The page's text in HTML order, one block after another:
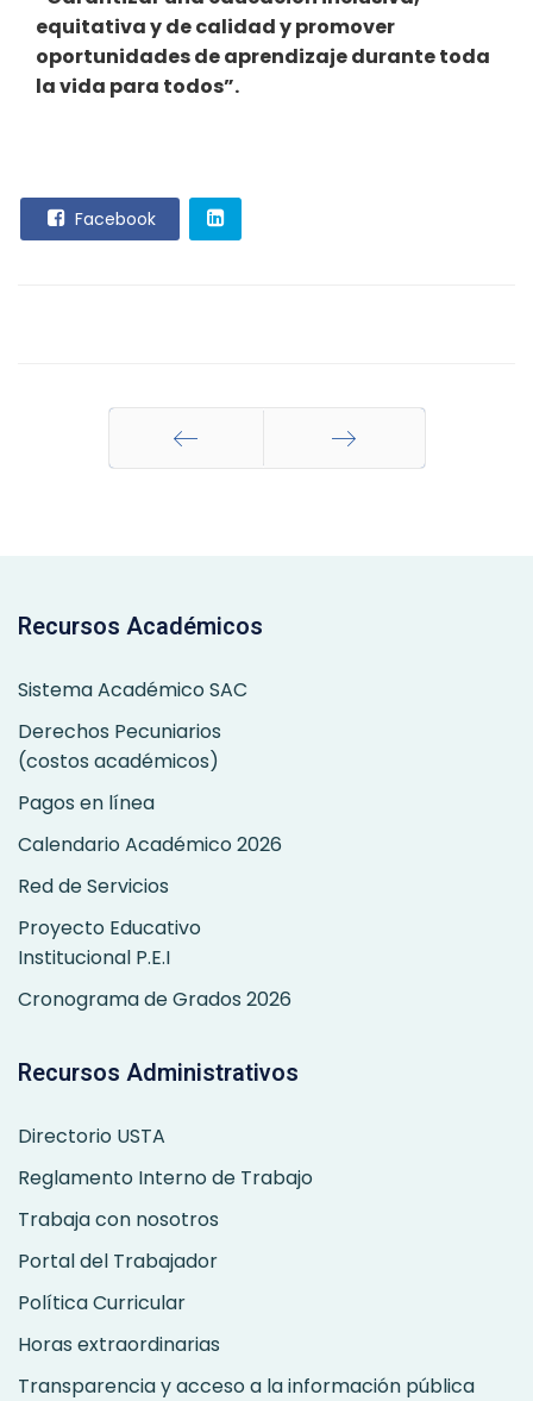
equitativa y de calidad y promover
oportunidades de aprendizaje durante toda
la vida para todos”.
Facebook
Recursos Académicos
Sistema Académico SAC
Derechos Pecuniarios
(costos académicos)
Pagos en línea
Calendario Académico 2026
Red de Servicios
Proyecto Educativo
Institucional P.E.I
Cronograma de Grados 2026
Recursos Administrativos
Directorio USTA
Reglamento Interno de Trabajo
Trabaja con nosotros
Portal del Trabajador
Política Curricular
Horas extraordinarias
Transparencia y acceso a la información pública